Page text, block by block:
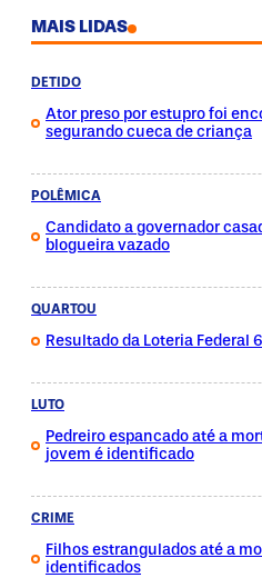
MAIS LIDAS
DETIDO
Ator preso por estupro foi
segurando cueca de criança
POLÊMICA
Candidato a governador
blogueira vazado
QUARTOU
Resultado da Loteria
LUTO
Pedreiro espancado até a
jovem é identificado
CRIME
Filhos estrangulados até a
identificados